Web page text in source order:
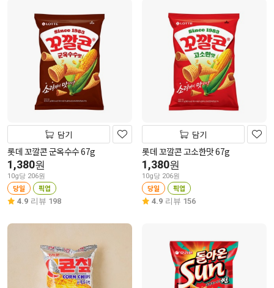
담기
롯데 꼬깔콘 군옥수수 67g
1,380원
10g당 206원
당일 픽업
4.9 리뷰 198
담기
롯데 꼬깔콘 고소한맛 67g
1,380원
10g당 206원
당일 픽업
4.9 리뷰 156